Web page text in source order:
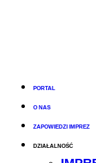
PORTAL
O NAS
ZAPOWIEDZI IMPREZ
DZIAŁALNOŚĆ